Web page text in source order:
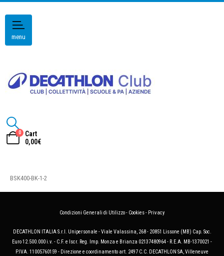
menu
0
Cart
0,00€
BSK400-BK-1-2
Condizioni Generali di Utilizzo- Cookies- Privacy
DECATHLON ITALIA S.r.l. Unipersonale - Viale Valassina, 268 - 20851 Lissone (MB) Cap. Soc.
Euro 12.500.000 i.v. - C.F. e Iscr. Reg. Imp. Monza e Brianza 02137480964 - R.E.A. MB-1370021 -
P.IVA. 11005760159 - Direzione e coordinamento art. 2497 C.C. DECATHLON SA, Villeneuve